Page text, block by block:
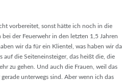
vorbereitet, sonst hätte ich noch in die
der Feuerwehr in den letzten 1,5 Jahren
wir da für ein Klientel, was haben wir da
auf die Seiteneinsteiger, das heißt die, die
zu gehen. Und auch die Frauen, weil das
unterwegs sind. Aber wenn ich das